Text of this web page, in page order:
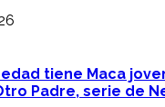
tiene Maca
Padre, serie de